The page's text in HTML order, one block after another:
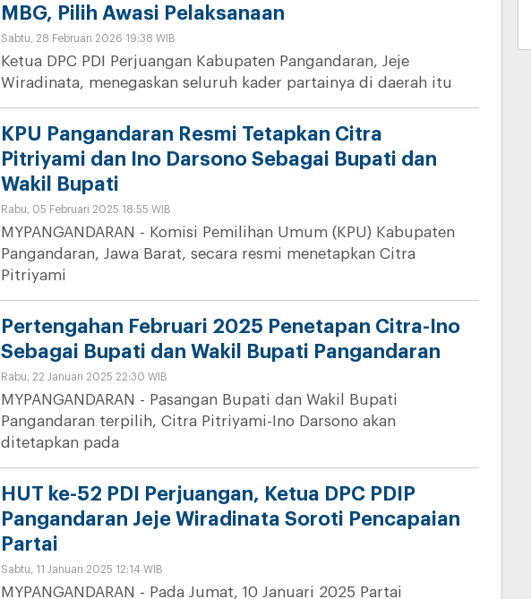
MBG, Pilih Awasi Pelaksanaan
Sabtu, 28 Februari 2026 19:38 WIB
Ketua DPC PDI Perjuangan Kabupaten Pangandaran, Jeje
Wiradinata, menegaskan seluruh kader partainya di daerah itu
KPU Pangandaran Resmi Tetapkan Citra
Pitriyami dan Ino Darsono Sebagai Bupati dan
Wakil Bupati
Rabu, 05 Februari 2025 18:55 WIB
MYPANGANDARAN - Komisi Pemilihan Umum (KPU) Kabupaten
Pangandaran, Jawa Barat, secara resmi menetapkan Citra
Pitriyami
Pertengahan Februari 2025 Penetapan Citra-Ino
Sebagai Bupati dan Wakil Bupati Pangandaran
Rabu, 22 Januari 2025 22:30 WIB
MYPANGANDARAN - Pasangan Bupati dan Wakil Bupati
Pangandaran terpilih, Citra Pitriyami-Ino Darsono akan
ditetapkan pada
HUT ke-52 PDI Perjuangan, Ketua DPC PDIP
Pangandaran Jeje Wiradinata Soroti Pencapaian
Partai
Sabtu, 11 Januari 2025 12:14 WIB
MYPANGANDARAN - Pada Jumat, 10 Januari 2025 Partai